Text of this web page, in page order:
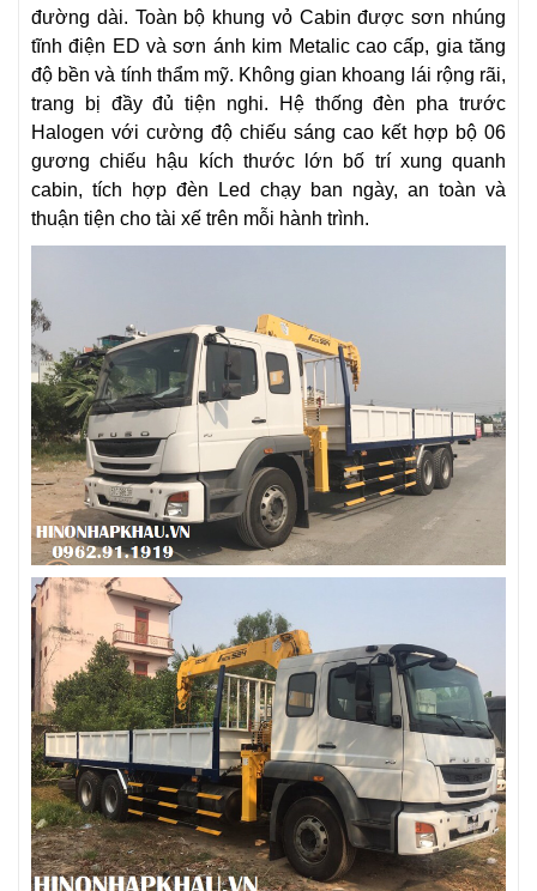
đường dài. Toàn bộ khung vỏ Cabin được sơn nhúng
tĩnh điện ED và sơn ánh kim Metalic cao cấp, gia tăng
độ bền và tính thẩm mỹ. Không gian khoang lái rộng rãi,
trang bị đầy đủ tiện nghi. Hệ thống đèn pha trước
Halogen với cường độ chiếu sáng cao kết hợp bộ 06
gương chiếu hậu kích thước lớn bố trí xung quanh
cabin, tích hợp đèn Led chạy ban ngày, an toàn và
thuận tiện cho tài xế trên mỗi hành trình.